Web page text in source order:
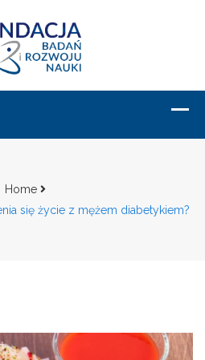
Home
się życie z mężem diabetykiem?